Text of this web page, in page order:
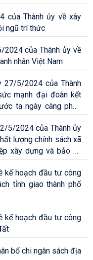
của Thành ủy về xây
ngũ trí thức
của Thành ủy về
nhân Việt Nam
27/5/2024 của Thành
mạnh đại đoàn kết
ta ngày càng phồn
5/2024 của Thành ủy
lượng chính sách xã
xây dựng và bảo vệ
kế hoạch đầu tư công
tỉnh giao thành phố
kế hoạch đầu tư công
bổ chi ngân sách địa